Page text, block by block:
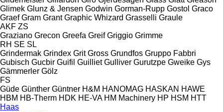
Glimek Glunz & Jensen Godwin Gorman-Rupp Gostol Graco
Graef Gram Grant Graphic Whizard Grasselli Graule
AKF ZS
Graziano Grecon Greefa Greif Griggio Grimme
RH SE SL
Grindermak Grindex Grit Gross Grundfos Gruppo Fabbri
Gubisch Gucbir Guifil Guilliet Gulliver Gurutzpe Gweike Gys
Gämmerler Gölz
FS
Güde Günther Güntner H&M HANOMAG HASKAN HAWE
HBM HB‑Therm HDK HE-VA HM Machinery HP HSM HTT
Haas